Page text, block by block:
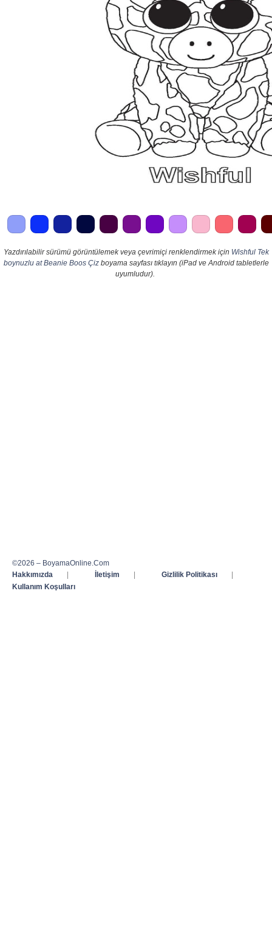
Yazdırılabilir sürümü görüntülemek veya çevrimiçi renklendirmek için Wishful Tek
boynuzlu at Beanie Boos Çizboyama sayfası tıklayın (iPad ve Android tabletlerle
uyumludur).
©2026 – BoyamaOnline.Com
Hakkımızda
| İletişim | Gizlilik Politikası
|
Kullanım Koşulları